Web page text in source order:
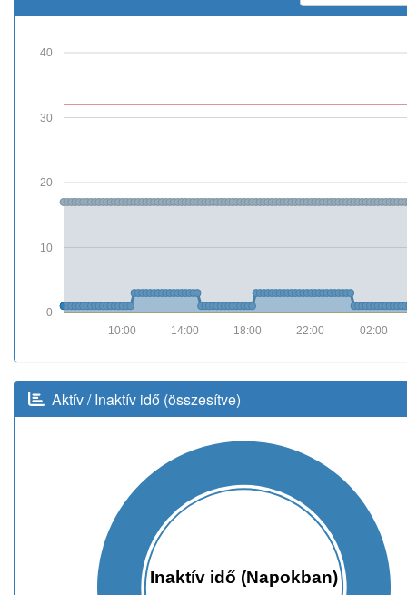
0
10
20
30
40
02:00
22:00
18:00
14:00
10:00
Aktív / Inaktív idő (összesítve)
Inaktív idő (Napokban)